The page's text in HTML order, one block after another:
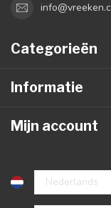
Categorieën
Informatie
Mijn account